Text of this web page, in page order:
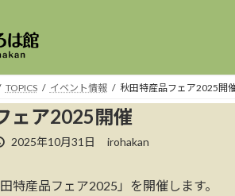
TOPICS イベント情報 秋田特産品フェア2025開
ェア2025開催
最
新
2025年10月31日 irohakan
特産品フェア2025」を開催します。